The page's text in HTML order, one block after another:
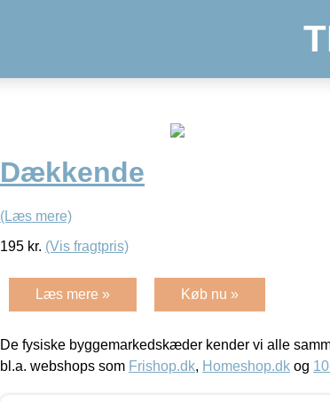
Dækkende
(Læs mere)
195 kr. (Vis fragtpris)
Læs mere » Køb nu »
De fysiske byggemarkedskæder kender vi alle
bl.a. webshops som Frishop.dk, Homeshop.dk og